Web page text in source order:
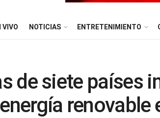
VIVO NOTICIAS ENTRETENIMIENTO
de siete países
renovable